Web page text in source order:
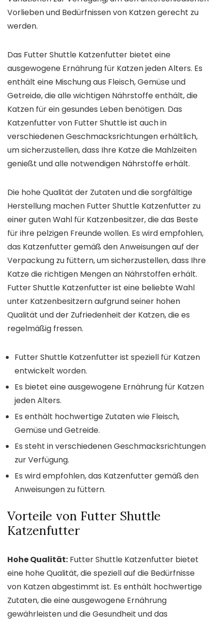
Vorlieben und Bedürfnissen von Katzen gerecht zu
werden.
Das Futter Shuttle Katzenfutter bietet eine
ausgewogene Ernährung für Katzen jeden Alters. Es
enthält eine Mischung aus Fleisch, Gemüse und
Getreide, die alle wichtigen Nährstoffe enthält, die
Katzen für ein gesundes Leben benötigen. Das
Katzenfutter von Futter Shuttle ist auch in
verschiedenen Geschmacksrichtungen erhältlich,
um sicherzustellen, dass Ihre Katze die Mahlzeiten
genießt und alle notwendigen Nährstoffe erhält.
Die hohe Qualität der Zutaten und die sorgfältige
Herstellung machen Futter Shuttle Katzenfutter zu
einer guten Wahl für Katzenbesitzer, die das Beste
für ihre pelzigen Freunde wollen. Es wird empfohlen,
das Katzenfutter gemäß den Anweisungen auf der
Verpackung zu füttern, um sicherzustellen, dass Ihre
Katze die richtigen Mengen an Nährstoffen erhält.
Futter Shuttle Katzenfutter ist eine beliebte Wahl
unter Katzenbesitzern aufgrund seiner hohen
Qualität und der Zufriedenheit der Katzen, die es
regelmäßig fressen.
Futter Shuttle Katzenfutter ist speziell für Katzen
entwickelt worden.
Es bietet eine ausgewogene Ernährung für Katzen
jeden Alters.
Es enthält hochwertige Zutaten wie Fleisch,
Gemüse und Getreide.
Es steht in verschiedenen Geschmacksrichtungen
zur Verfügung.
Es wird empfohlen, das Katzenfutter gemäß den
Anweisungen zu füttern.
Vorteile von Futter Shuttle
Katzenfutter
Hohe Qualität: Futter Shuttle Katzenfutter bietet
eine hohe Qualität, die speziell auf die Bedürfnisse
von Katzen abgestimmt ist. Es enthält hochwertige
Zutaten, die eine ausgewogene Ernährung
gewährleisten und die Gesundheit und das